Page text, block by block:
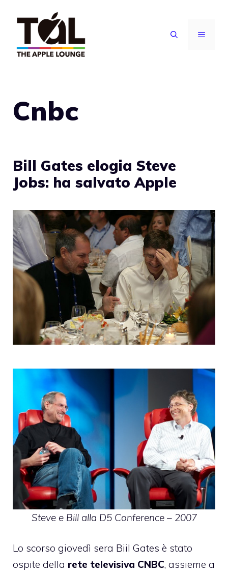
contenuto
MENU
Cnbc
Bill Gates elogia Steve
Jobs: ha salvato Apple
Steve e Bill alla D5 Conference – 2007
Lo scorso giovedì sera Biil Gates è stato
ospite della rete televisiva CNBC, assieme a